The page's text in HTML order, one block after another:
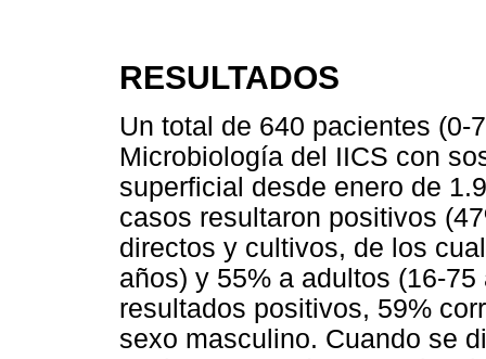
RESULTADOS
Un total de 640 pacientes (0-
Microbiología del IICS con
superficial desde enero de
casos resultaron positivos
directos y cultivos, de los
años) y 55% a adultos (16-
resultados positivos, 59%
sexo masculino. Cuando se